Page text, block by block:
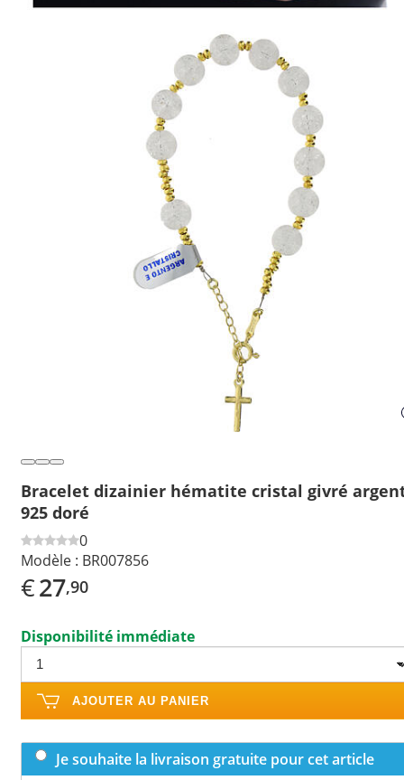
Bracelet dizainier hématite cristal givré
925 doré
0
Modèle : BR007856
€27,90
Disponibilité immédiate
AJOUTER AU PANIER
Je souhaite la livraison gratuite pour cet article